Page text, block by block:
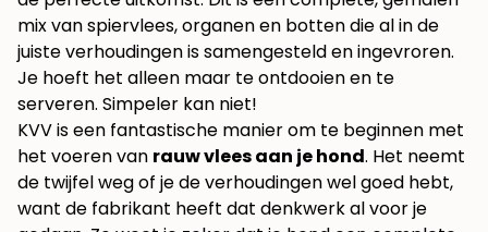
mix van spiervlees, organen en botten die al in de
juiste verhoudingen is samengesteld en ingevroren.
Je hoeft het alleen maar te ontdooien en te
serveren. Simpeler kan niet!
KVV is een fantastische manier om te beginnen met
het voeren van rauw vlees aan je hond. Het neemt
de twijfel weg of je de verhoudingen wel goed hebt,
want de fabrikant heeft dat denkwerk al voor je